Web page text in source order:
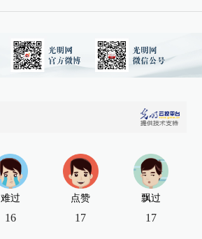
难过
16
点赞
17
飘过
17